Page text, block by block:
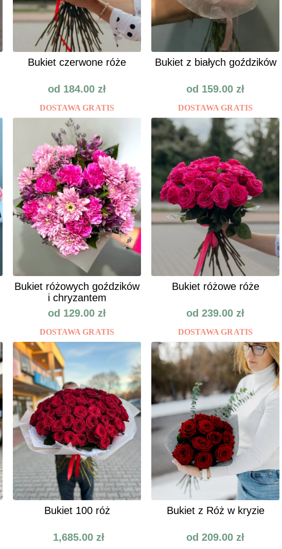
Bukiet czerwone róże
od 184.00 zł
DOSTAWA GRATIS
Bukiet z białych goździków
od 159.00 zł
DOSTAWA GRATIS
Bukiet różowych goździków
i chryzantem
od 129.00 zł
DOSTAWA GRATIS
Bukiet różowe róże
od 239.00 zł
DOSTAWA GRATIS
Bukiet 100 róż
1,685.00 zł
Bukiet z Róż w kryzie
od 209.00 zł